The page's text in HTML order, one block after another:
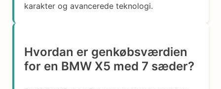
karakter og avancerede teknologi.
Hvordan er genkøbsværdien
for en BMW X5 med 7 sæder?